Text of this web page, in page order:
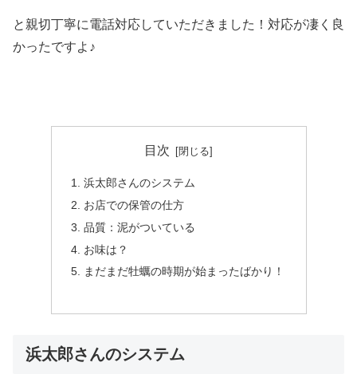
と親切丁寧に電話対応していただきました！対応が凄く良
かったですよ♪
目次
浜太郎さんのシステム
お店での保管の仕方
品質：泥がついている
お味は？
まだまだ牡蠣の時期が始まったばかり！
浜太郎さんのシステム